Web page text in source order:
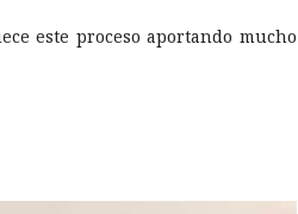
este proceso aportando mucho